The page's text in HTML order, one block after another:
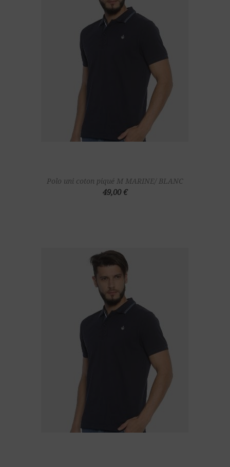
Polo uni coton piqué M MARINE/ BLANC
49,00 €